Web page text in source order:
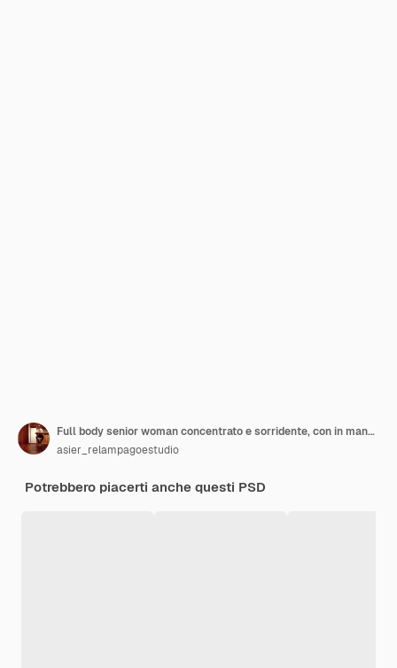
Full body senior woman concentrato e sorridente, con in mano un libro di testo, studiando per superare un esame o leggere un libro interessante
asier_relampagoestudio
Potrebbero piacerti anche questi PSD